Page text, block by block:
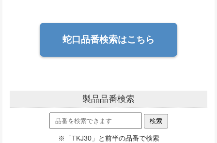
蛇口品番検索はこちら
製品品番検索
※「TKJ30」と前半の品番で検索